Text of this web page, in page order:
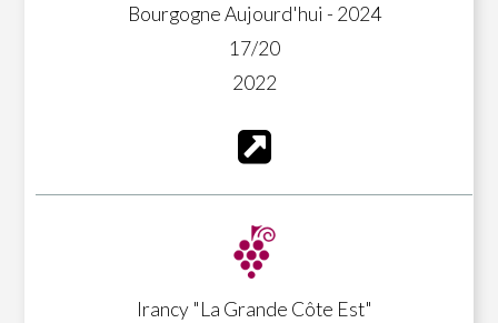
Bourgogne Aujourd'hui - 2024
17/20
2022
Irancy "La Grande Côte Est"